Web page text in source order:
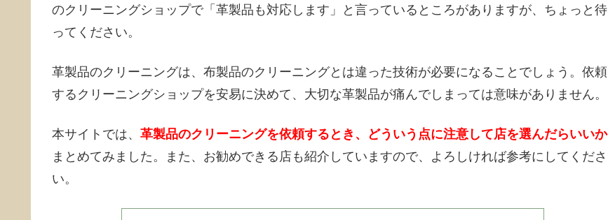
のクリーニングショップで「革製品も対応します」と言っているところがありますが、ちょっと待
ってください。
革製品のクリーニングは、布製品のクリーニングとは違った技術が必要になることでしょう。依頼
するクリーニングショップを安易に決めて、大切な革製品が痛んでしまっては意味がありません。
本サイトでは、 革製品のクリーニングを依頼するとき、どういう点に注意して店を選んだらいいか
まとめてみました。また、お勧めできる店も紹介していますので、よろしければ参考にしてくださ
い。